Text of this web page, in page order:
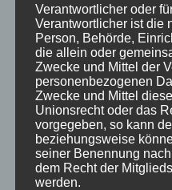
Filmrezension: Warum
gesehen habe
Kundalini und Trauma:
selten funktioniert
Verantwortlicher oder
Verantwortlicher ist die
Person, Behörde,
die allein oder
Zwecke und Mittel der
personenbezogenen
Zwecke und Mittel
Unionsrecht oder das
vorgegeben, so kann
beziehungsweise
seiner Benennung
dem Recht der
werden.